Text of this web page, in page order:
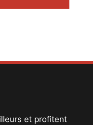
et profitent